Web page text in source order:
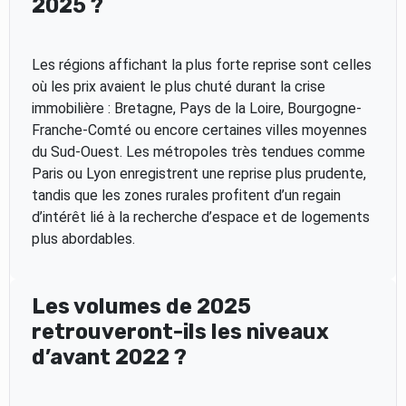
2025 ?
Les régions affichant la plus forte reprise sont celles
où les prix avaient le plus chuté durant la crise
immobilière : Bretagne, Pays de la Loire, Bourgogne-
Franche-Comté ou encore certaines villes moyennes
du Sud-Ouest. Les métropoles très tendues comme
Paris ou Lyon enregistrent une reprise plus prudente,
tandis que les zones rurales profitent d’un regain
d’intérêt lié à la recherche d’espace et de logements
plus abordables.
Les volumes de 2025
retrouveront-ils les niveaux
d’avant 2022 ?